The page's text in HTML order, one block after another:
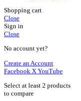
Shopping cart
Close
Sign in
Close
No account yet?
Create an Account
Facebook X YouTube
Select at least 2 products
to compare